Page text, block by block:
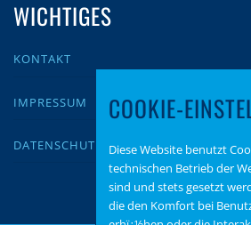
WICHTIGES
KONTAKT
IMPRESSUM
DATENSCHUTZ
COOKIE-
Diese Website benutzt
technischen Betrieb der
sind und stets gesetzt
die den Komfort bei